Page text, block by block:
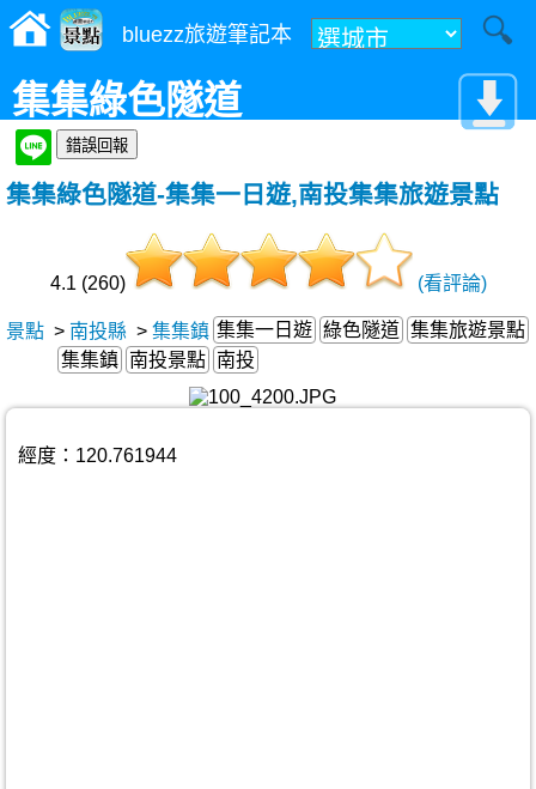
bluezz旅遊筆記本
集集綠色隧道
集集綠色隧道-集集一日遊,南投集集旅遊景點
4.1 (260) (看評論)
景點 > 南投縣 > 集集鎮 集集一日遊 綠色隧道 集集旅遊景點
集集鎮 南投景點 南投
經度：120.761944